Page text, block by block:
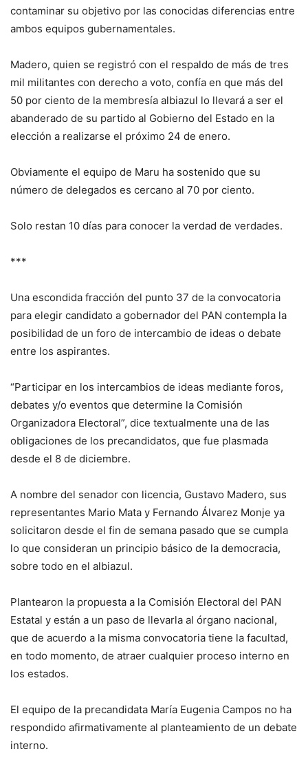
contaminar su objetivo por las conocidas diferencias entre
ambos equipos gubernamentales.
Madero, quien se registró con el respaldo de más de tres
mil militantes con derecho a voto, confía en que más del
50 por ciento de la membresía albiazul lo llevará a ser el
abanderado de su partido al Gobierno del Estado en la
elección a realizarse el próximo 24 de enero.
Obviamente el equipo de Maru ha sostenido que su
número de delegados es cercano al 70 por ciento.
Solo restan 10 días para conocer la verdad de verdades.
***
Una escondida fracción del punto 37 de la convocatoria
para elegir candidato a gobernador del PAN contempla la
posibilidad de un foro de intercambio de ideas o debate
entre los aspirantes.
“Participar en los intercambios de ideas mediante foros,
debates y/o eventos que determine la Comisión
Organizadora Electoral”, dice textualmente una de las
obligaciones de los precandidatos, que fue plasmada
desde el 8 de diciembre.
A nombre del senador con licencia, Gustavo Madero, sus
representantes Mario Mata y Fernando Álvarez Monje ya
solicitaron desde el fin de semana pasado que se cumpla
lo que consideran un principio básico de la democracia,
sobre todo en el albiazul.
Plantearon la propuesta a la Comisión Electoral del PAN
Estatal y están a un paso de llevarla al órgano nacional,
que de acuerdo a la misma convocatoria tiene la facultad,
en todo momento, de atraer cualquier proceso interno en
los estados.
El equipo de la precandidata María Eugenia Campos no ha
respondido afirmativamente al planteamiento de un debate
interno.